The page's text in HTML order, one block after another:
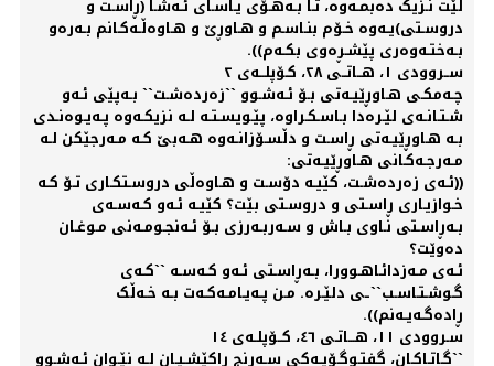
لێت نـزیک دەبمـەوە، تـا بـەهـۆی یـاسـای ئـەشـا (ڕاسـت و
دروسـتی)یـەوە خـۆم بنـاسـم و هـاوڕێ و هـاوەڵـەکـانم بـەرەو
بـەختـەوەری پێشـڕەوی بکـەم)).
ســروودی ١، هــاتــی ٢٨، کـۆپلــەی ٢
چـەمکـی هـاوڕێیـەتی بـۆ ئـەشـوو ``زەردەشـت`` بـەپێی ئـەو
شـتـانـەی لێـرەدا بـاسـکـراوە، پێـویسـتـە لـە نزیکـەوە پـەیـوەنـدی
بـە هـاوڕێیـەتی ڕاسـت و دڵسـۆزانـەوە هـەبێ کـە مـەرجێکن لـە
مـەرجـەکـانی هـاوڕێیـەتی:
((ئـەی زەردەشـت، کێیـە دۆسـت و هـاوەڵی دروسـتکـاری تـۆ کـە
خـوازیـاری ڕاسـتی و دروسـتی بێت؟ کێیـە ئـەو کـەسـەی
بـەڕاسـتی نـاوی بـاش و سـەربـەرزی بـۆ ئـەنجـومـەنی مـوغـان
دەوێت؟
ئـەی مـەزدائـاهـوورا، بـەڕاسـتی ئـەو کـەسـە ``کـەی
گـوشـتـاسـب``ـی دلێـرە. مـن پـەیـامـەکـەت بـە خـەڵک
ڕادەگـەیـەنم)).
سـروودی ١١، هـــاتـی ٤٦، کــۆپلـەی ١٤
``گـاتـاکـان، گفتـوگـۆیـەکی سـەرنج ڕاکێشـیـان لـە نێـوان ئـەشـوو